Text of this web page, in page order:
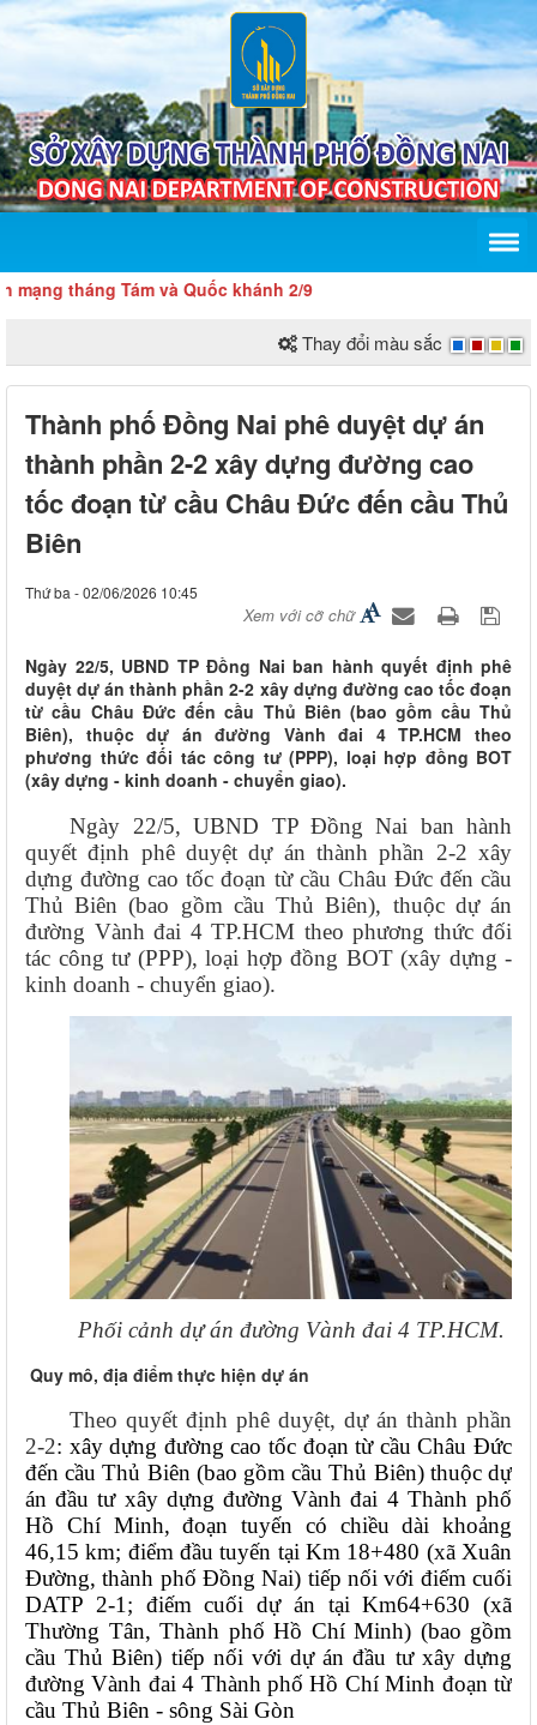
Tám và Quốc khánh 2/9
Thay đổi màu sắc
Thành phố Đồng Nai phê duyệt dự án
thành phần 2-2 xây dựng đường cao
tốc đoạn từ cầu Châu Đức đến cầu Thủ
Biên
Thứ ba - 02/06/2026 10:45
Xem với cỡ chữ
Ngày 22/5, UBND TP Đồng Nai ban hành quyết định phê
duyệt dự án thành phần 2-2 xây dựng đường cao tốc đoạn
từ cầu Châu Đức đến cầu Thủ Biên (bao gồm cầu Thủ
Biên), thuộc dự án đường Vành đai 4 TP.HCM theo
phương thức đối tác công tư (PPP), loại hợp đồng BOT
(xây dựng - kinh doanh - chuyển giao).
Ngày 22/5, UBND TP Đồng Nai ban hành
quyết định phê duyệt dự án thành phần 2-2 xây
dựng đường cao tốc đoạn từ cầu Châu Đức đến cầu
Thủ Biên (bao gồm cầu Thủ Biên), thuộc dự án
đường Vành đai 4 TP.HCM theo phương thức đối
tác công tư (PPP), loại hợp đồng BOT (xây dựng -
kinh doanh - chuyển giao).
Phối cảnh dự án đường Vành đai 4 TP.HCM.
Quy mô, địa điểm thực hiện dự án
Theo quyết định phê duyệt, dự án thành phần
2-2: xây dựng đường cao tốc đoạn từ cầu Châu Đức
đến cầu Thủ Biên (bao gồm cầu Thủ Biên) thuộc dự
án đầu tư xây dựng đường Vành đai 4 Thành phố
Hồ Chí Minh, đoạn tuyến có chiều dài khoảng
46,15 km; điểm đầu tuyến tại Km 18+480 (xã Xuân
Đường, thành phố Đồng Nai) tiếp nối với điếm cuối
DATP 2-1; điếm cuối dự án tại Km64+630 (xã
Thường Tân, Thành phố Hồ Chí Minh) (bao gồm
cầu Thủ Biên) tiếp nối với dự án đầu tư xây dựng
đường Vành đai 4 Thành phố Hồ Chí Minh đoạn từ
cầu Thủ Biên - sông Sài Gòn